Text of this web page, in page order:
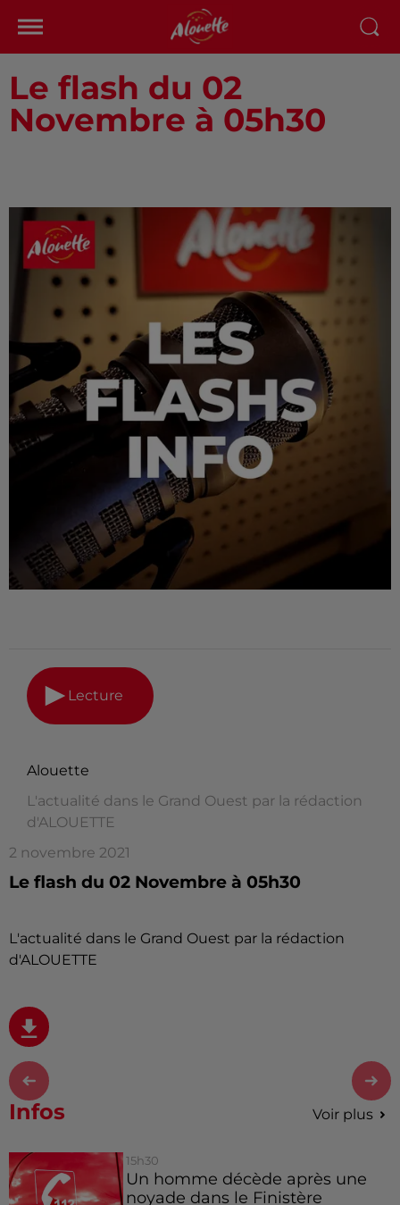
Le flash du 02
Novembre à 05h30
Lecture
Alouette
L'actualité dans le Grand Ouest par la rédaction
d'ALOUETTE
2 novembre 2021
Le flash du 02 Novembre à 05h30
L'actualité dans le Grand Ouest par la rédaction
d'ALOUETTE
Infos Voir plus
15h30
Un homme décède après une
noyade dans le Finistère